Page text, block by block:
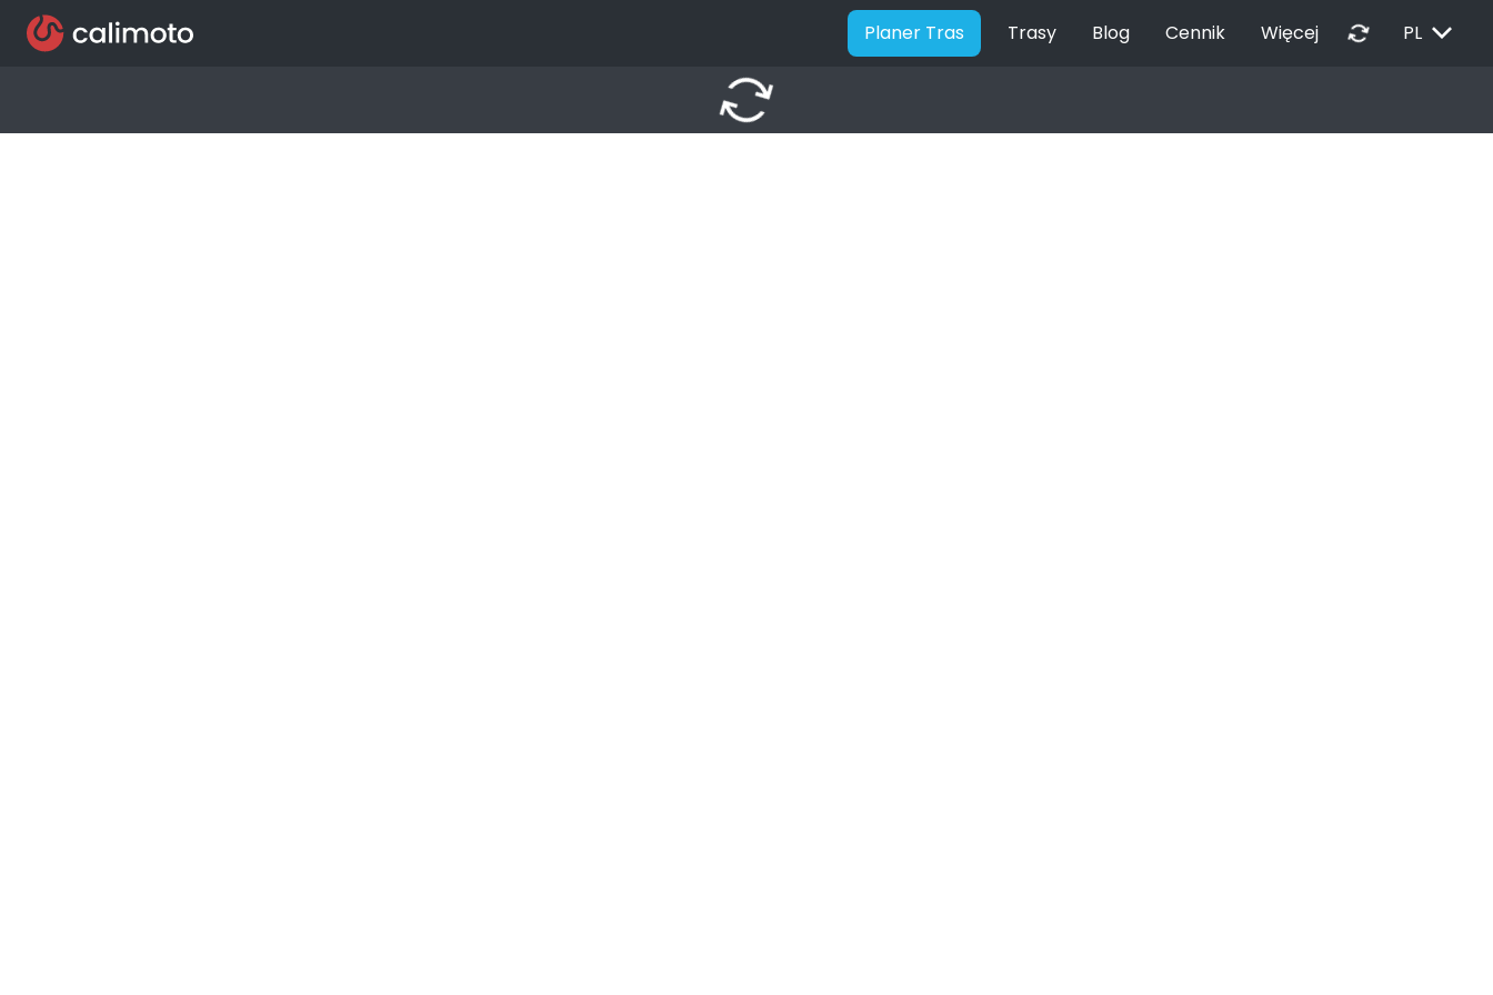
Planer Tras Trasy Blog Cennik Więcej autorenew PL EXPAND_MORE
autorenew